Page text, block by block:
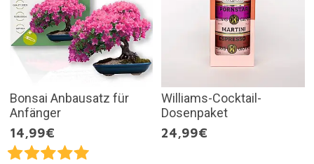
Bonsai Anbausatz für
Anfänger
14,99€
Williams-Cocktail-
Dosenpaket
24,99€